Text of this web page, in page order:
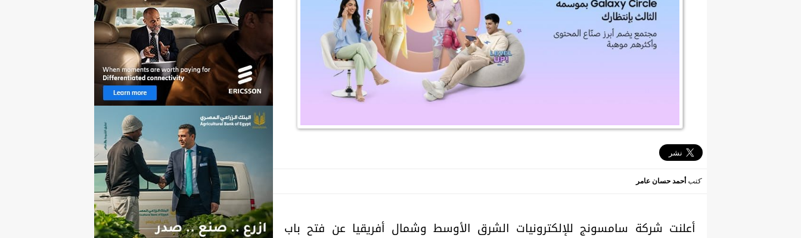
كتب أحمد حسان عامر
أعلنت شركة سامسونج للإلكترونيات الشرق الأوسط وشمال أفريقيا عن فتح باب